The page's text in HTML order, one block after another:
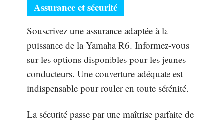
Assurance et sécurité
Souscrivez une assurance adaptée à la
puissance de la Yamaha R6. Informez-vous
sur les options disponibles pour les jeunes
conducteurs. Une couverture adéquate est
indispensable pour rouler en toute sérénité.
La sécurité passe par une maîtrise parfaite de